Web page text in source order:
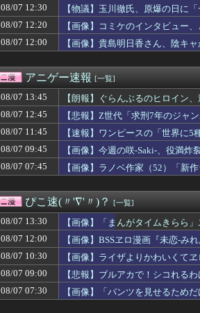
韓国の人気コーヒーチェーン「ペクスダバン
失敗顔の乃木坂ちゃんが可愛すぎる！！！【乃
外人、スクエニの真実に気付く
【朗報】ワンピースでいきなり登場した「ゴ
私は22歳の時にでき婚した。従姉妹は『デキ
同僚の美人に土下座して必死に頼んだらこうな
【画像】最近のJKダンス部、胸の迫力がすごい
メッシが守備をするだけで海外で話題に（海外
【悲報】秋田さん、なぜかUAEから目をつけら
実質消費支出は7カ月連続のマイナス、前年同
嫁の浮気を確信したが敢えて「1ヶ月間」嫁を
中国、止められないEV製造 売れず在庫山積み
三児のパパ『父さんな、動画編集で食ってい
15歳少女に薬と酒飲ませカラオケ店で性的
【ソロライブ】甲斐田晴：初ワンマンライブ「
【動画】サヨク「中国人民と連帯して戦おー
新庄監督の“再就職先”に挙がるまさかの球団
伯母の葬儀中、祖母を怖い形相で見下ろす伯母
【画像】ABCテレビの女子アナさん、在京局よ
【悲報】有名漫画家「体重の減少が止まりま
【悲報】女性インフルエンサー、ライブ配信
高野連「暑熱対策で第2試合は13:30プレイボー
08/07 12:30
【物議】玉川徹氏、原爆の日に
08/07 12:20
【画像】コミケのインタビュー
08/07 12:00
【画像】貴島明日香さん、陰キ
アニゲー速報 [一覧]
08/07 13:45
【朗報】ぐらんぶるのヒロイン
08/07 12:45
【悲報】Z世代「求刑7年のジャ
08/07 11:45
【速報】ワンピースの「世界に
08/07 09:45
【画像】今週の咲-Saki-、役満炸
08/07 07:45
【画像】ラノベ作家（52）「新
ぴこ速(〃'∇'〃)？ [一覧]
08/07 13:30
【画像】「まんがタイムきらら
08/07 12:00
【画像】BSSヱロ漫画『未恋-み
08/07 10:30
【画像】ライザよりかわいくて
08/07 09:00
【悲報】ブルアカで！シコれる
08/07 07:30
【画像】「パンツを見せるため